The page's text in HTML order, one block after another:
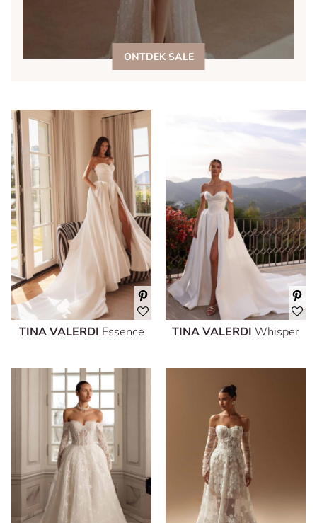
ONTDEK SALE
TINA VALERDI Essence TINA VALERDI Whisper